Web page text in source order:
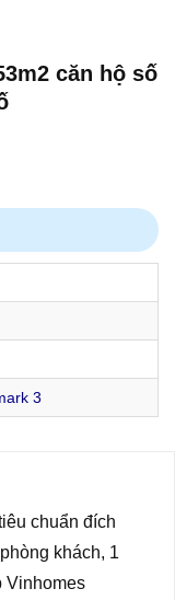
căn hộ số
3
chuẩn đích
khách, 1
Vinhomes